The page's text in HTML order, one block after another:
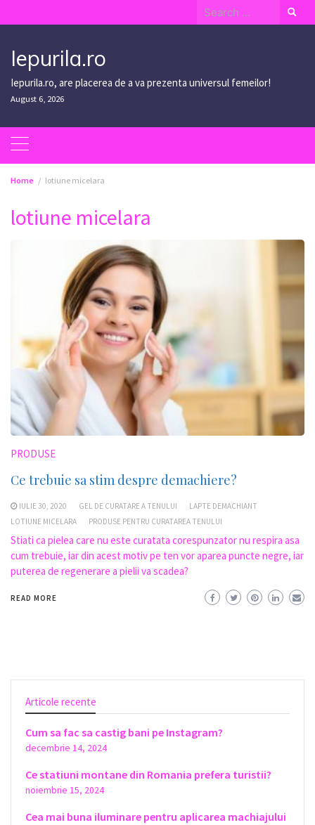
to
Search
for:
Iepurila.ro
Iepurila.ro, are placerea de a va prezenta universul femeilor!
August 6, 2026
Home lotiune micelara
lotiune micelara
PRODUSE
Ce trebuie sa stim despre demachiere?
IULIE 30, 2020 GEL DE CURATARE A TENULUI
LAPTE DEMACHIANT
LOTIUNE MICELARA
PRODUSE PENTRU CURATAREA TENULUI
Stiati ca pielea care nu este curatata corespunzator nu respira asa
cum trebuie, iar din acest motiv pe ten vor aparea puncte negre, iar
puterea de regenerare a pielii va scadea?
READ MORE
Articole recente
Cum sa fac sa castig bani pe Instagram?
decembrie 14, 2024
Ce statiuni montane din Romania prefera turistii?
noiembrie 15, 2024
Cea mai buna iluminare pentru aplicarea machiajului